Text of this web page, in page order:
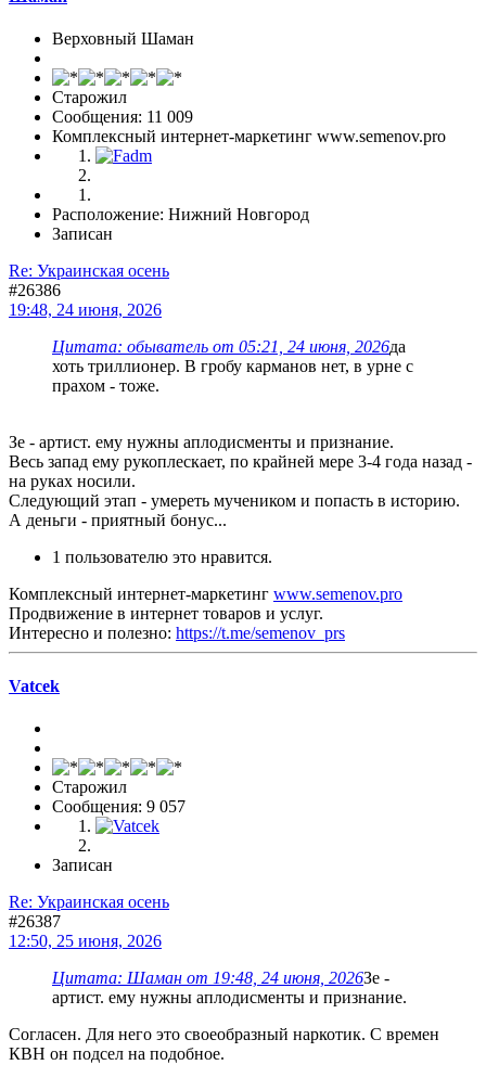
Верховный Шаман
Старожил
Сообщения: 11 009
Комплексный интернет-маркетинг www.semenov.pro
Расположение: Нижний Новгород
Записан
Re: Украинская осень
#26386
19:48, 24 июня, 2026
Цитата: обыватель от 05:21, 24 июня, 2026да
хоть триллионер. В гробу карманов нет, в урне с
прахом - тоже.
Зе - артист. ему нужны аплодисменты и признание.
Весь запад ему рукоплескает, по крайней мере 3-4 года назад -
на руках носили.
Следующий этап - умереть мучеником и попасть в историю.
А деньги - приятный бонус...
1 пользователю это нравится.
Комплексный интернет-маркетинг www.semenov.pro
Продвижение в интернет товаров и услуг.
Интересно и полезно: https://t.me/semenov_prs
Vatcek
Старожил
Сообщения: 9 057
Записан
Re: Украинская осень
#26387
12:50, 25 июня, 2026
Цитата: Шаман от 19:48, 24 июня, 2026Зе -
артист. ему нужны аплодисменты и признание.
Согласен. Для него это своеобразный наркотик. С времен
КВН он подсел на подобное.